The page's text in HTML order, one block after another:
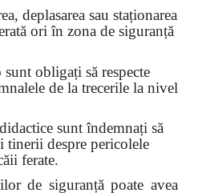
deplasarea sau staționarea
ori în zona de siguranță
obligați să respecte
de la trecerile la nivel
sunt îndemnați să
tinerii despre pericolele
ferate.
de siguranță poate avea